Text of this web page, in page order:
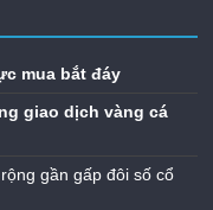
mua bắt đáy
giao dịch vàng cá
gần gấp đôi số cổ